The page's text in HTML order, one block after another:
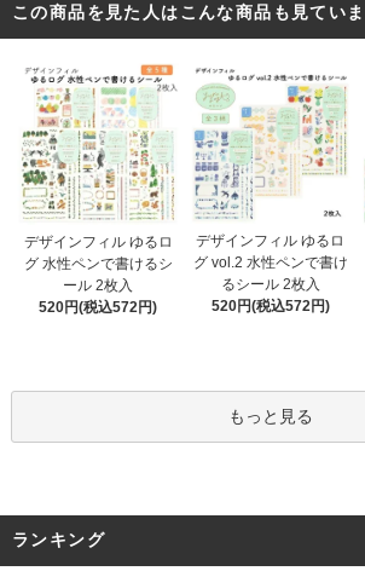
この商品を見た人はこんな商品も見てい
デザインフィル ゆるロ
グ 水性ペンで書けるシ
ール 2枚入
520円(税込572円)
デザインフィル ゆるロ
グ vol.2 水性ペンで書け
るシール 2枚入
520円(税込572円)
もっと見る
ランキング